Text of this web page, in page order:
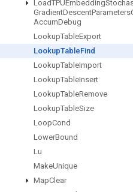
LoadTPUEmbedding
GradientDescentParameters
AccumDebug
LookupTableExport
LookupTableFind
LookupTableImport
LookupTableInsert
LookupTableRemove
LookupTableSize
LoopCond
LowerBound
Lu
MakeUnique
MapClear